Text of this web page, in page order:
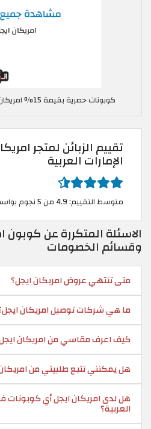
كوبونات حصرية بقيمة 15% امريكان ايجل في الإمارات العربية
تقييم الزبائن لمتجر
الإمارات العربية
متوسط التقييم: 4.9 من 5 نجوم بواسطة 16437 مستخدم
الاسئلة المتكررة عن كوبون
وقسائم الخصومات
متى تنتهي عروض امريكان ايجل؟
ما هي شركات توصيل امريكان
كيف اعرف مقاسي من امريكان
هل يمكنني تتبع طلبيتي من
هل لدى امريكان ايجل أي كوبونات
العربية؟